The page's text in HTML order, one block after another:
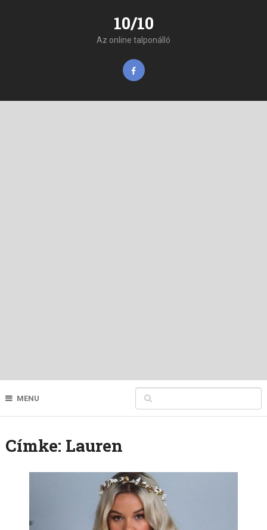
10/10
Az online talponálló
MENU
Címke: Lauren